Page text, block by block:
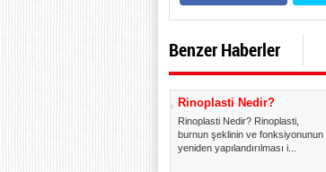
Benzer Haberler
Rinoplasti Nedir?
Rinoplasti Nedir? Rinoplasti,
burnun şeklinin ve fonksiyonunun
yeniden yapılandırılması i...